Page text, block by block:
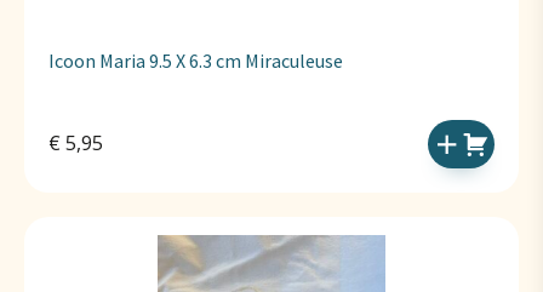
Icoon Maria 9.5 X 6.3 cm Miraculeuse
€ 5,95